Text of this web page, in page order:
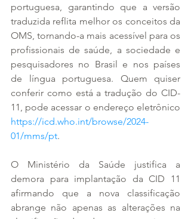
portuguesa, garantindo que a versão
traduzida reflita melhor os conceitos da
OMS, tornando-a mais acessível para os
profissionais de saúde, a sociedade e
pesquisadores no Brasil e nos países
de língua portuguesa. Quem quiser
conferir como está a tradução do CID-
https://icd.who.int/browse/2024-
01/mms/pt.
O Ministério da Saúde justifica a
demora para implantação da CID 11
afirmando que a nova classificação
abrange não apenas as alterações na